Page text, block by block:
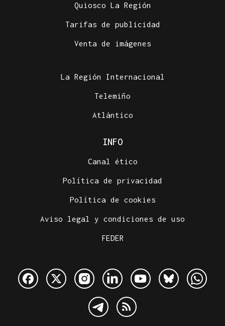
Quiosco La Región
Tarifas de publicidad
Venta de imágenes
La Región Internacional
Telemiño
Atlántico
INFO
Canal ético
Política de privacidad
Política de cookies
Aviso legal y condiciones de uso
FEDER